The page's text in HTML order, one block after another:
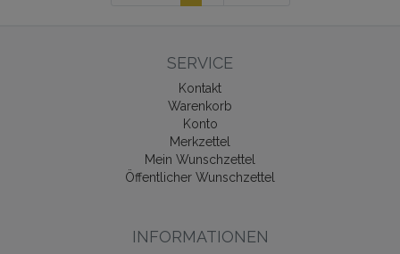
SERVICE
Kontakt
Warenkorb
Konto
Merkzettel
Mein Wunschzettel
Öffentlicher Wunschzettel
INFORMATIONEN